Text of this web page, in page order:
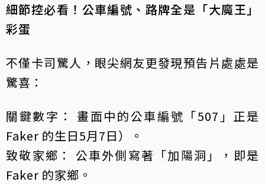
細節控必看！公車編號、路牌全是「大魔王」
彩蛋
不僅卡司驚人，眼尖網友更發現預告片處處是
驚喜：
關鍵數字： 畫面中的公車編號「507」正是
Faker 的生日5月7日）。
致敬家鄉： 公車外側寫著「加陽洞」，即是
Faker 的家鄉。